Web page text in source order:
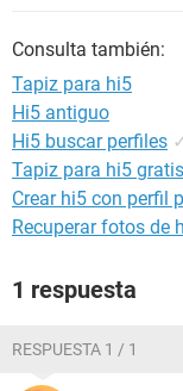
Consulta también:
Tapiz para hi5
Hi5 antiguo
Hi5 buscar perfiles ✓
Tapiz para hi5 gratis
Crear hi5 con perfil
Recuperar fotos de
1 respuesta
RESPUESTA 1 / 1